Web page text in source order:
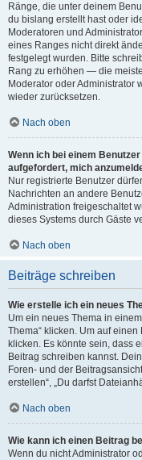
Ränge, die unter deinem
du bislang erstellt hast oder
Moderatoren und
eines Ranges nicht direkt
festgelegt wurden. Bitte
Rang zu erhöhen — die
Moderator oder Administrator
wieder zurücksetzen.
Nach oben
Wenn ich bei einem
aufgefordert, mich
Nur registrierte Benutzer
Nachrichten an andere
Administration freigeschaltet
dieses Systems durch Gäste
Nach oben
Beiträge schreiben
Wie erstelle ich ein neues
Um ein neues Thema in
Thema“ klicken. Um auf einen
klicken. Es könnte sein, dass
Beitrag schreiben kannst.
Foren- und der
erstellen“, „Du darfst
Nach oben
Wie kann ich einen Beitrag
Wenn du nicht Administrator